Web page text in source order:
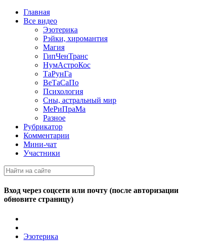
Главная
Все видео
Эзотерика
Рэйки, хиромантия
Магия
ГипЧенТранс
НумАстроКос
ТаРунГа
ВеТаСаПо
Психология
Cны, астральный мир
МеРиПраМа
Разное
Рубрикатор
Комментарии
Мини-чат
Участники
Вход через соцсети или почту (после авторизации
обновите страницу)
Эзотерика